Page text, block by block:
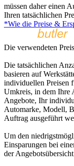
müssen daher einen
Ihren tatsächlichen
*Wie die Preise &
Die verwendeten
Die tatsächlichen
basieren auf
individuellen Preisen
Umkreis, in dem Ihre
Angebote, Ihr
Automarke, Modell,
Auftrag ausgeführt
Um den
Einsparungen bei
der